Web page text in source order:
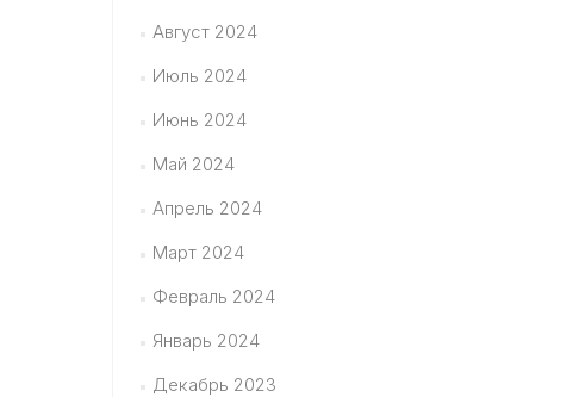
Август 2024
Июль 2024
Июнь 2024
Май 2024
Апрель 2024
Март 2024
Февраль 2024
Январь 2024
Декабрь 2023